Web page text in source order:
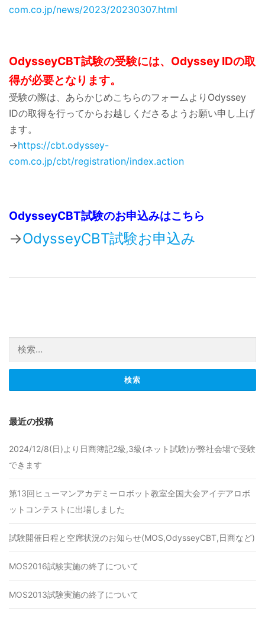
com.co.jp/news/2023/20230307.html
OdysseyCBT試験の受験には、Odyssey IDの取
得が必要となります。
受験の際は、あらかじめこちらのフォームよりOdyssey
IDの取得を行ってからお越しくださるようお願い申し上げ
ます。
→https://cbt.odyssey-
com.co.jp/cbt/registration/index.action
OdysseyCBT試験のお申込みはこちら
→OdysseyCBT試験お申込み
検索:
最近の投稿
2024/12/8(日)より日商簿記2級,3級(ネット試験)が弊社会場で受験
できます
第13回ヒューマンアカデミーロボット教室全国大会アイデアロボ
ットコンテストに出場しました
試験開催日程と空席状況のお知らせ(MOS,OdysseyCBT,日商など)
MOS2016試験実施の終了について
MOS2013試験実施の終了について